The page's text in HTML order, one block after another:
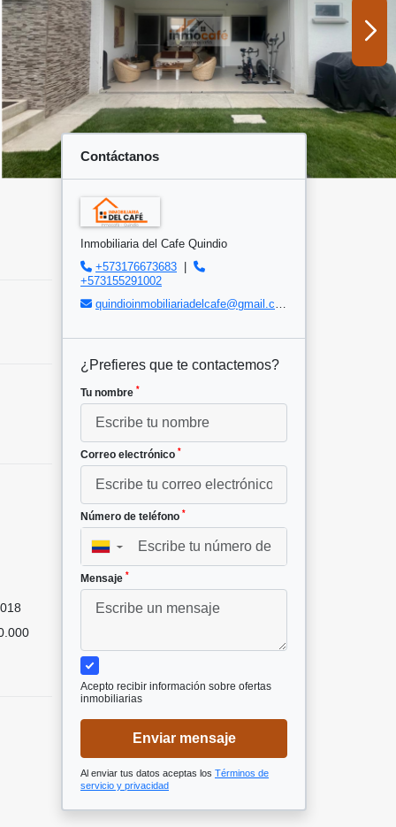
Contáctanos
Inmobiliaria del Cafe Quindio
+573176673683 |
+573155291002
quindioinmobiliariadelcafe@gmail.com
¿Prefieres que te contactemos?
Tu nombre *
Correo electrónico *
Número de teléfono *
▼
Mensaje *
Acepto recibir información sobre ofertas
inmobiliarias
Enviar mensaje
Al enviar tus datos aceptas los Términos de
servicio y privacidad